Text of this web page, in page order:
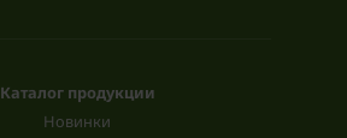
Каталог продукции
Новинки